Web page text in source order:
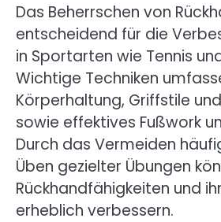
Das Beherrschen von
entscheidend für die
in Sportarten wie Tennis
Wichtige Techniken
Körperhaltung, Griffstile
sowie effektives Fußwork
Durch das Vermeiden
Üben gezielter Übungen
Rückhandfähigkeiten und
erheblich verbessern.